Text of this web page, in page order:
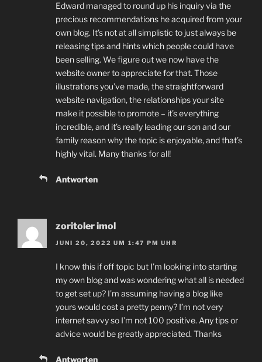
Edward managed to round up his inquiry via the
precious recommendations he acquired from your
own blog. It’s not at all simplistic to just always be
releasing tips and hints which people could have
been selling. We figure out we now have the
website owner to appreciate for that. Those
illustrations you’ve made, the straightforward
website navigation, the relationships your site
make it possible to promote – it’s everything
incredible, and it’s really leading our son and our
family reason why the topic is enjoyable, and that’s
highly vital. Many thanks for all!
Antworten
zoritoler imol
JUNI 20, 2022 UM 1:47 PM UHR
I know this if off topic but I’m looking into starting
my own blog and was wondering what all is needed
to get set up? I’m assuming having a blog like
yours would cost a pretty penny? I’m not very
internet savvy so I’m not 100 positive. Any tips or
advice would be greatly appreciated. Thanks
Antworten